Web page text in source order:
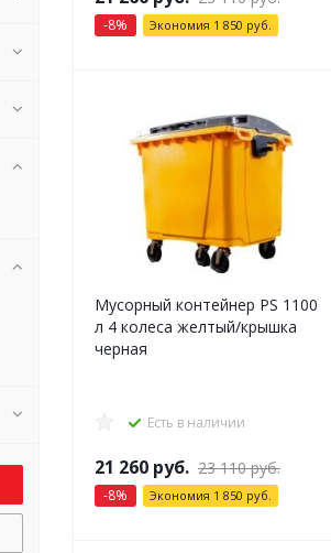
-8% Экономия 1 850 руб.
Мусорный контейнер PS 1100
л 4 колеса желтый/крышка
черная
Есть в наличии
21 260 руб. 23 110руб.
-8% Экономия 1 850 руб.